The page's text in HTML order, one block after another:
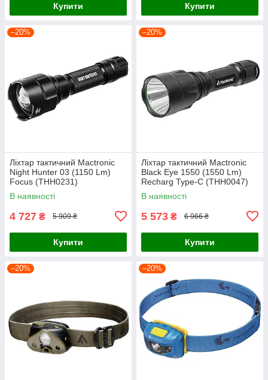
Купити Купити
–20%
Ліхтар тактичний Mactronic
Night Hunter 03 (1150 Lm)
Focus (THH0231)
В наявності
4 727 ₴ 5 909 ₴
Купити
–20%
Ліхтар тактичний Mactronic
Black Eye 1550 (1550 Lm)
Recharg Type-C (THH0047)
В наявності
5 573 ₴ 6 966 ₴
Купити
–20% –20%